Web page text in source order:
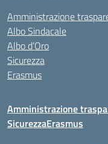
Amministrazione
Albo Sindacale
Albo d’Oro
Sicurezza
Erasmus
Amministrazione
SicurezzaErasmus